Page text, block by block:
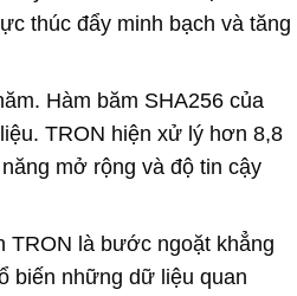
thúc đẩy minh bạch và tăng
Hàm băm SHA256 của
TRON hiện xử lý hơn 8,8
mở rộng và độ tin cậy
TRON là bước ngoặt khẳng
biến những dữ liệu quan